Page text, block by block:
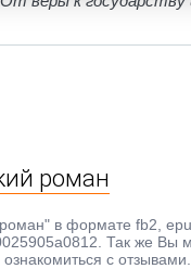
роман
в формате fb2,
Так же Вы
с отзывами.